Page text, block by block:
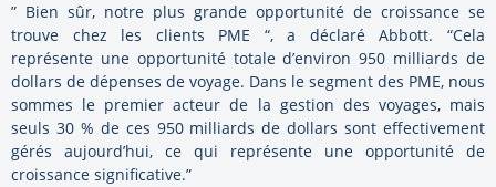
” Bien sûr, notre plus grande opportunité de croissance se
trouve chez les clients PME “, a déclaré Abbott. “Cela
représente une opportunité totale d’environ 950 milliards de
dollars de dépenses de voyage. Dans le segment des PME, nous
sommes le premier acteur de la gestion des voyages, mais
seuls 30 % de ces 950 milliards de dollars sont effectivement
gérés aujourd’hui, ce qui représente une opportunité de
croissance significative.”